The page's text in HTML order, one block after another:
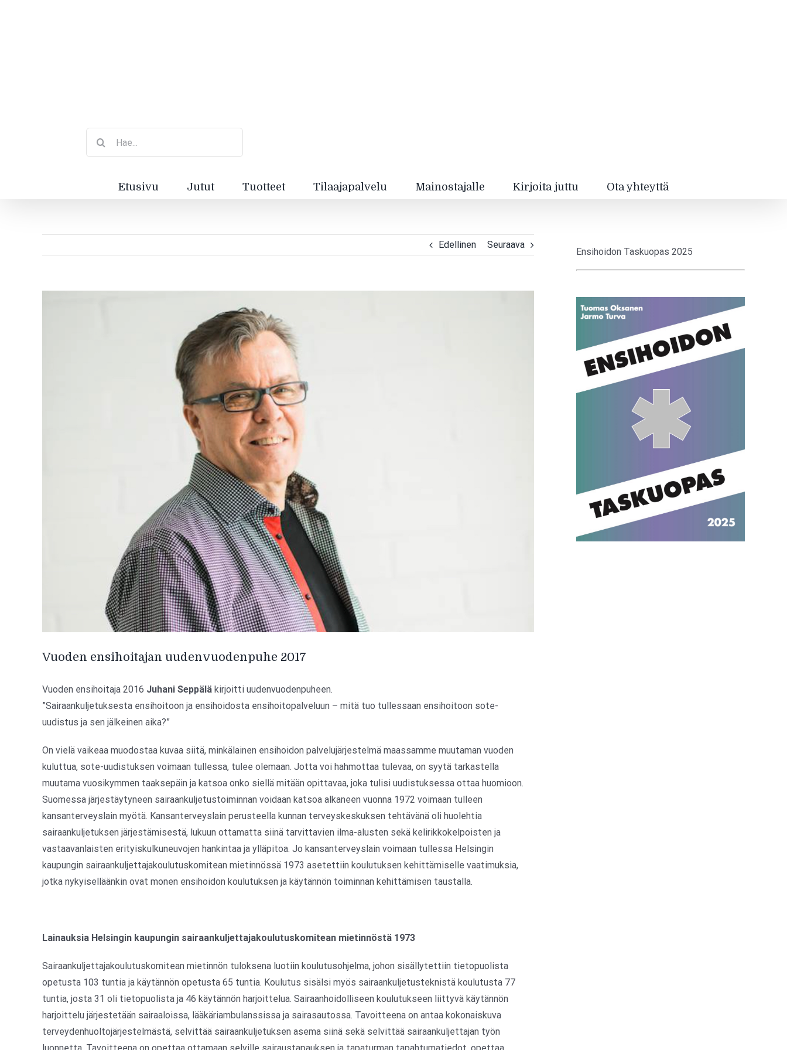
Etusivu Jutut Tuotteet Tilaajapalvelu Mainostajalle Kirjoita juttu Ota yhteyttä
Edellinen Seuraava
Vuoden ensihoitajan uudenvuodenpuhe 2017
Vuoden ensihoitaja 2016 Juhani Seppälä kirjoitti uudenvuodenpuheen.
”Sairaankuljetuksesta ensihoitoon ja ensihoidosta ensihoitopalveluun – mitä tuo tullessaan ensihoitoon sote-
uudistus ja sen jälkeinen aika?”
On vielä vaikeaa muodostaa kuvaa siitä, minkälainen ensihoidon palvelujärjestelmä maassamme muutaman vuoden
kuluttua, sote-uudistuksen voimaan tullessa, tulee olemaan. Jotta voi hahmottaa tulevaa, on syytä tarkastella
muutama vuosikymmen taaksepäin ja katsoa onko siellä mitään opittavaa, joka tulisi uudistuksessa ottaa huomioon.
Suomessa järjestäytyneen sairaankuljetustoiminnan voidaan katsoa alkaneen vuonna 1972 voimaan tulleen
kansanterveyslain myötä. Kansanterveyslain perusteella kunnan terveyskeskuksen tehtävänä oli huolehtia
sairaankuljetuksen järjestämisestä, lukuun ottamatta siinä tarvittavien ilma-alusten sekä kelirikkokelpoisten ja
vastaavanlaisten erityiskulkuneuvojen hankintaa ja ylläpitoa. Jo kansanterveyslain voimaan tullessa Helsingin
kaupungin sairaankuljettajakoulutuskomitean mietinnössä 1973 asetettiin koulutuksen kehittämiselle vaatimuksia,
jotka nykyiselläänkin ovat monen ensihoidon koulutuksen ja käytännön toiminnan kehittämisen taustalla.
Lainauksia Helsingin kaupungin sairaankuljettajakoulutuskomitean mietinnöstä 1973
Sairaankuljettajakoulutuskomitean mietinnön tuloksena luotiin koulutusohjelma, johon sisällytettiin tietopuolista
opetusta 103 tuntia ja käytännön opetusta 65 tuntia. Koulutus sisälsi myös sairaankuljetusteknistä koulutusta 77
tuntia, josta 31 oli tietopuolista ja 46 käytännön harjoittelua. Sairaanhoidolliseen koulutukseen liittyvä käytännön
harjoittelu järjestetään sairaaloissa, lääkäriambulanssissa ja sairasautossa. Tavoitteena on antaa kokonaiskuva
terveydenhuoltojärjestelmästä, selvittää sairaankuljetuksen asema siinä sekä selvittää sairaankuljettajan työn
Ensihoidon Taskuopas 2025